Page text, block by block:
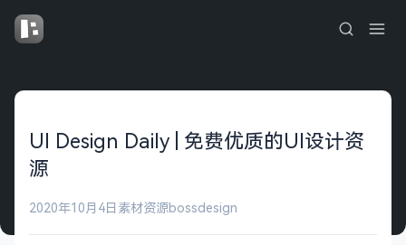
UI Design Daily | 免费优质的UI设计资
源
2020年10月4日 素材资源bossdesign